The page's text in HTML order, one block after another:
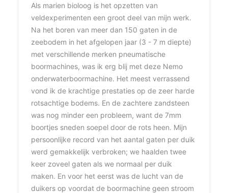
Als marien bioloog is het opzetten van
veldexperimenten een groot deel van mijn werk.
Na het boren van meer dan 150 gaten in de
zeebodem in het afgelopen jaar (3 - 7 m diepte)
met verschillende merken pneumatische
boormachines, was ik erg blij met deze Nemo
onderwaterboormachine. Het meest verrassend
vond ik de krachtige prestaties op de zeer harde
rotsachtige bodems. En de zachtere zandsteen
was nog minder een probleem, want de 7mm
boortjes sneden soepel door de rots heen. Mijn
persoonlijke record van het aantal gaten per duik
werd gemakkelijk verbroken; we haalden twee
keer zoveel gaten als we normaal per duik
maken. En voor het eerst was de lucht van de
duikers op voordat de boormachine geen stroom